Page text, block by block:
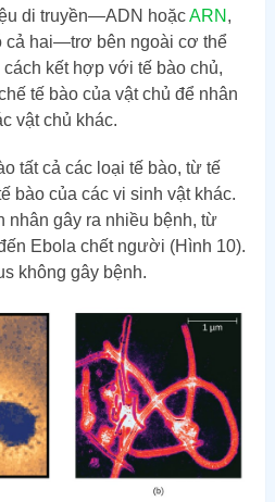
di truyền—ADN hoặcARN ,
cả hai—trơ bên ngoài cơ thể
kết hợp với tế bào chủ,
tế bào của vật chủ để nhân
vật chủ khác.
tất cả các loại tế bào, từ tế
bào của các vi sinh vật khác.
gây ra nhiều bệnh, từ
Ebola chết người (Hình 10).
không gây bệnh.